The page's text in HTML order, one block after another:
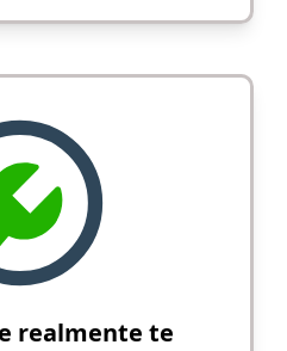
realmente te